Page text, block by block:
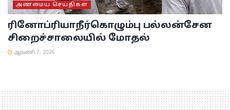
அண்மைய செய்திகள்
ரினோப்ரியாநீர்கொழும்பு பல்லன்சேன
சிறைச்சாலையில் மோதல்
ஆவணி 7, 2026